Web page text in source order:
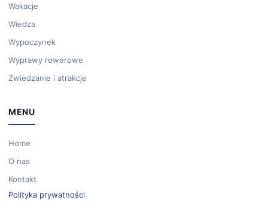
Wakacje
Wiedza
Wypoczynek
Wyprawy rowerowe
Zwiedzanie i atrakcje
MENU
Home
O nas
Kontakt
Polityka prywatności